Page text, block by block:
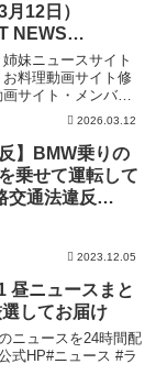
12日）
NEWS
レNEWS
妹ニュースサイト
料理動画サイト修
サイト・メンバー
クラブ」始まりま
ていくバッジ特典
ャ...
2026.03.12
】BMW乗りの
乗せて運転して
交通法違反
2023.12.05
昼ニュースまと
してお届け
ニュースを24時間配
式HP#ニュース #ラ